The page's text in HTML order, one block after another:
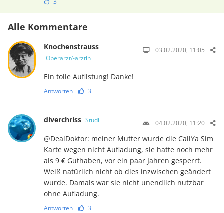
Alle Kommentare
Knochenstrauss
Oberarzt/-ärztin
03.02.2020, 11:05
Ein tolle Auflistung! Danke!
Antworten 3
diverchriss Studi 04.02.2020, 11:20
@DealDoktor: meiner Mutter wurde die CallYa Sim
Karte wegen nicht Aufladung, sie hatte noch mehr
als 9 € Guthaben, vor ein paar Jahren gesperrt.
Weiß natürlich nicht ob dies inzwischen geändert
wurde. Damals war sie nicht unendlich nutzbar
ohne Aufladung.
Antworten 3